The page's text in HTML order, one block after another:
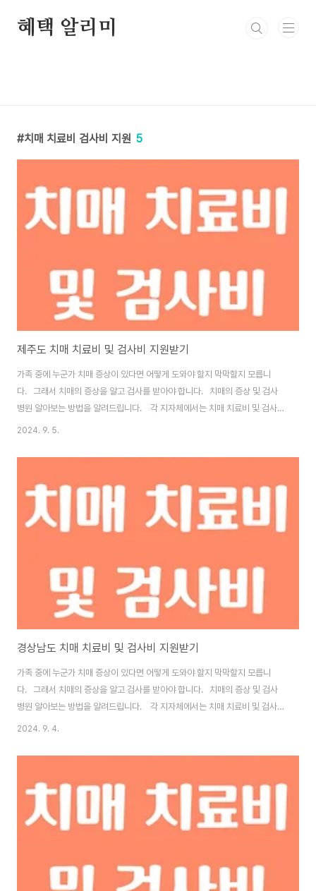
혜택 알리미
치매 치료비 검사비 지원 5
제주도 치매 치료비 및 검사비 지원받기
가족 중에 누군가 치매 증상이 있다면 어떻게 도와야 할지 막막할지 모릅니
다. 그래서 치매의 증상을 알고 검사를 받아야 합니다. 치매의 증상 및 검사
병원 알아보는 방법을 알려드립니다. 각 지자체에서는 치매 치료비 및 검사비
를 지원하고 있습니다. 제주도에서 치매 치료비 및 검사비를 지원 받는 방법
이지에서 직접 확인 가능합니다. 치매 치료 지원 알아보기 1. 복지로 홈페이
제주 검색해서 정보 확인하기 2. 제주도 치매 지원 알아보기 각 구 별로 지
원주기와 제공유형, 신청 방법이 다르므로 확인하시기 ..
2024. 9. 5.
경상남도 치매 치료비 및 검사비 지원받기
가족 중에 누군가 치매 증상이 있다면 어떻게 도와야 할지 막막할지 모릅니
다. 그래서 치매의 증상을 알고 검사를 받아야 합니다. 치매의 증상 및 검사
병원 알아보는 방법을 알려드립니다. 각 지자체에서는 치매 치료비 및 검사비
를 지원하고 있습니다. 경상남도에서 치매 치료비 및 검사비를 지원 받는 방
페이지에서 직접 확인 가능합니다. 치매 치료 지원 알아보기 1. 복지로 홈페
경상남도 검색해서 정보 확인하기 2. 경상남도 치매 지원 알아보기 각 구
별로 지원주기와 제공유형, 신청 방법이 다르므로 확인..
2024. 9. 4.